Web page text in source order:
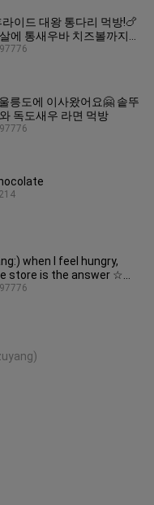
이드 대왕 통다리 먹방!🍗
에 통새우바 치즈볼까지
합 리얼사운드 Chicken
릉도에 이사왔어요🤗 솥뚜
독도새우 라면 먹방
when I feel hungry,
store is the answer ☆
kimbap 😋